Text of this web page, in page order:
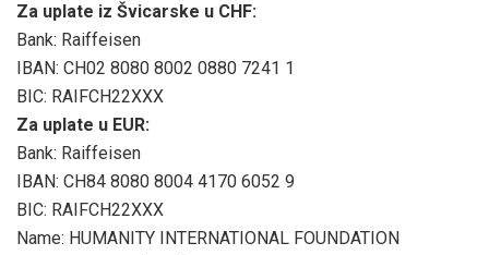
Za uplate iz Švicarske u CHF:
Bank: Raiffeisen
IBAN: CH02 8080 8002 0880 7241 1
BIC: RAIFCH22XXX
Za uplate u EUR:
Bank: Raiffeisen
IBAN: CH84 8080 8004 4170 6052 9
BIC: RAIFCH22XXX
Name: HUMANITY INTERNATIONAL FOUNDATION